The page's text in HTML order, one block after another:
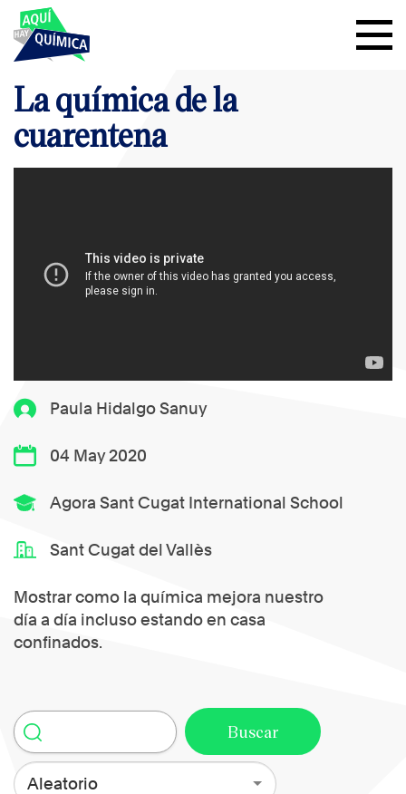
Paula Hidalgo Sanuy
04 May 2020
Agora Sant Cugat International School
Sant Cugat del Vallès
Mostrar como la química mejora nuestro
día a día incluso estando en casa
confinados.
La química de la
cuarentena
Aleatorio